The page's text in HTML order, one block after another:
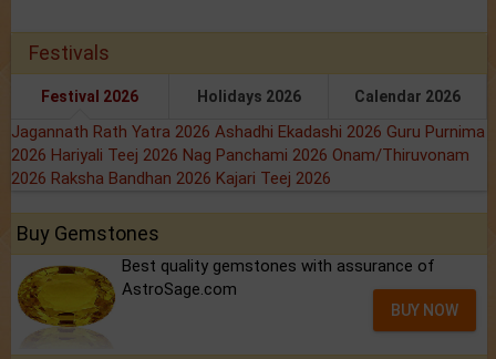
Festivals
Festival 2026 Holidays 2026 Calendar 2026
Jagannath Rath Yatra 2026 Ashadhi Ekadashi 2026 Guru Purnima
2026 Hariyali Teej 2026 Nag Panchami 2026 Onam/Thiruvonam
2026 Raksha Bandhan 2026 Kajari Teej 2026
Buy Gemstones
Best quality gemstones with assurance of
AstroSage.com
BUY NOW